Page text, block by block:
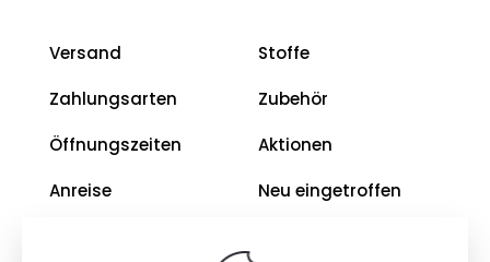
Versand
Zahlungsarten
Öffnungszeiten
Anreise
Stoffe
Zubehör
Aktionen
Neu eingetroffen